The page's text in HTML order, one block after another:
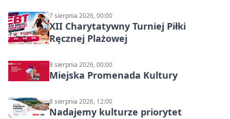
7 sierpnia 2026, 00:00
XII Charytatywny Turniej Piłki
Ręcznej Plażowej
8 sierpnia 2026, 00:00
Miejska Promenada Kultury
8 sierpnia 2026, 12:00
Nadajemy kulturze priorytet